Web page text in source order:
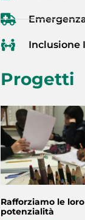
Inclusione
Progetti
Rafforziamo le loro
potenzialità